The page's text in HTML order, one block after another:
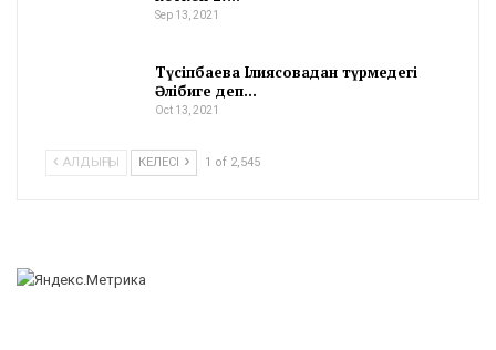
Sep 13, 2021
Түсіпбаева Ілиясовадан түрмедегі
Әлібиге деп…
Oct 13, 2021
АЛДЫҢҒЫ КЕЛЕСІ 1 of 2,545